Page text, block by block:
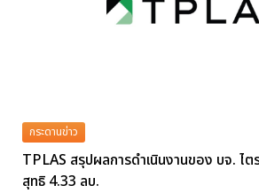
กระดานข่าว
TPLAS สรุปผลการดำเนินงานของ บจ. ไ
สุทธิ 4.33 ลบ.